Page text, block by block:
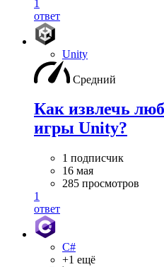
1
ответ
Unity
Средний
Как извлечь
игры Unity?
1 подписчик
16 мая
285 просмотров
1
ответ
C#
+1 ещё